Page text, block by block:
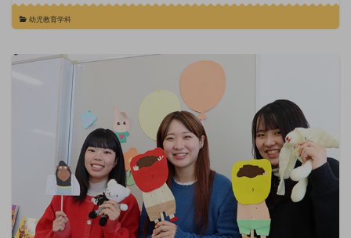
幼児教育学科